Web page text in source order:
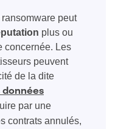
peut
plus ou
concernée. Les
peuvent
de la dite
par une
contrats annulés,